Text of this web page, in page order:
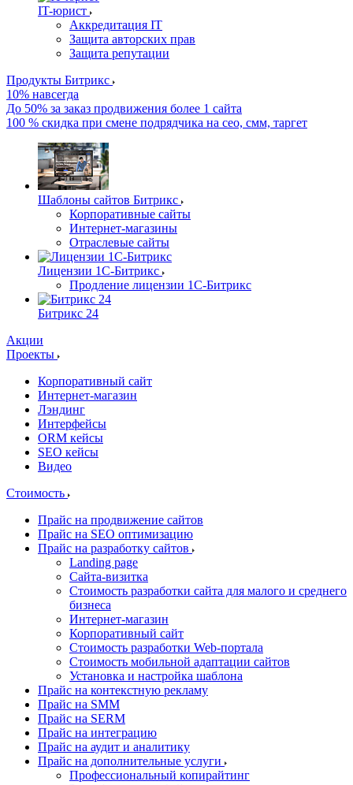
IT-юрист
Аккредитация IT
Защита авторских прав
Защита репутации
Продукты Битрикс
10% навсегда
До 50% за заказ продвижения более 1 сайта
100 % скидка при смене подрядчика на сео, смм, таргет
Шаблоны сайтов Битрикс
Корпоративные сайты
Интернет-магазины
Отраслевые сайты
Лицензии 1С-Битрикс
Продление лицензии 1С-Битрикс
Битрикс 24
Акции
Проекты
Корпоративный сайт
Интернет-магазин
Лэндинг
Интерфейсы
ORM кейсы
SEO кейсы
Видео
Стоимость
Прайс на продвижение сайтов
Прайс на SEO оптимизацию
Прайс на разработку сайтов
Landing page
Cайта-визитка
Стоимость разработки сайта для малого и среднего
бизнеса
Интернет-магазин
Корпоративный сайт
Стоимость разработки Web-портала
Стоимость мобильной адаптации сайтов
Установка и настройка шаблона
Прайс на контекстную рекламу
Прайс на SMM
Прайс на SERM
Прайс на интеграцию
Прайс на аудит и аналитику
Прайс на дополнительные услуги
Профессиональный копирайтинг